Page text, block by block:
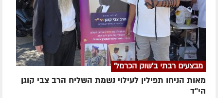
מבצעים רבתי ב'שוק הכרמל'
מאות הניחו תפילין לעילוי נשמת השליח הרב צבי קוגן
הי”ד